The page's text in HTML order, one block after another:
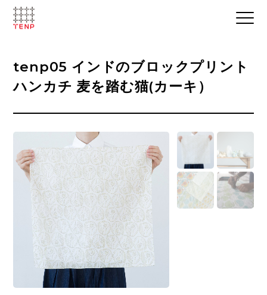
tenp05 インドのブロックプリント
ハンカチ 麦を踏む猫(カーキ）